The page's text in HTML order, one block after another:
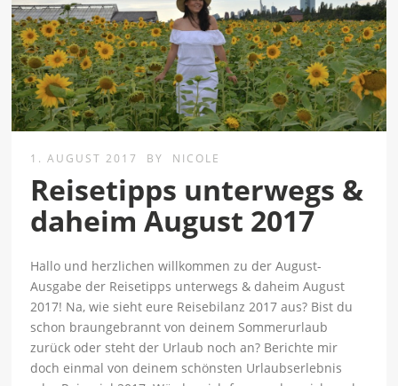
1. AUGUST 2017 BY NICOLE
Reisetipps unterwegs &
daheim August 2017
Hallo und herzlichen willkommen zu der August-
Ausgabe der Reisetipps unterwegs & daheim August
2017! Na, wie sieht eure Reisebilanz 2017 aus? Bist du
schon braungebrannt von deinem Sommerurlaub
zurück oder steht der Urlaub noch an? Berichte mir
doch einmal von deinem schönsten Urlaubserlebnis